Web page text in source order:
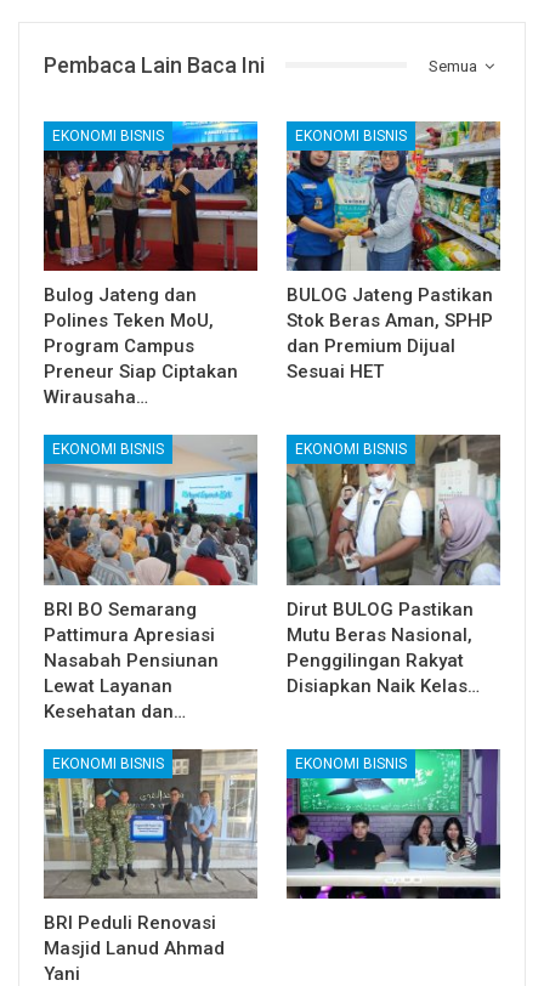
Semua
Pembaca Lain Baca Ini
EKONOMI BISNIS
Bulog Jateng dan
Polines Teken MoU,
Program Campus
Preneur Siap Ciptakan
Wirausaha…
EKONOMI BISNIS
BULOG Jateng Pastikan
Stok Beras Aman, SPHP
dan Premium Dijual
Sesuai HET
EKONOMI BISNIS
BRI BO Semarang
Pattimura Apresiasi
Nasabah Pensiunan
Lewat Layanan
Kesehatan dan…
EKONOMI BISNIS
Dirut BULOG Pastikan
Mutu Beras Nasional,
Penggilingan Rakyat
Disiapkan Naik Kelas…
EKONOMI BISNIS
BRI Peduli Renovasi
Masjid Lanud Ahmad
Yani
EKONOMI BISNIS